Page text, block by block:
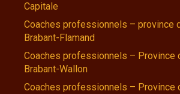
Capitale
Coaches professionnels – province
Brabant-Flamand
Coaches professionnels – Province
Brabant-Wallon
Coaches professionnels – Province